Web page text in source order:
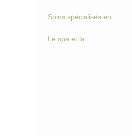
Soins spécialisés en...
Le spa et la...